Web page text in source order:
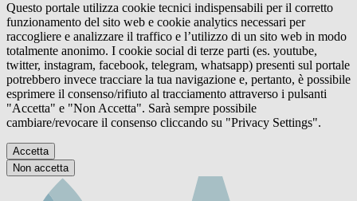
Questo portale utilizza cookie tecnici indispensabili per il corretto
funzionamento del sito web e cookie analytics necessari per
raccogliere e analizzare il traffico e l’utilizzo di un sito web in modo
totalmente anonimo. I cookie social di terze parti (es. youtube,
twitter, instagram, facebook, telegram, whatsapp) presenti sul portale
potrebbero invece tracciare la tua navigazione e, pertanto, è possibile
esprimere il consenso/rifiuto al tracciamento attraverso i pulsanti
"Accetta" e "Non Accetta". Sarà sempre possibile
cambiare/revocare il consenso cliccando su "Privacy Settings".
Accetta
Non accetta